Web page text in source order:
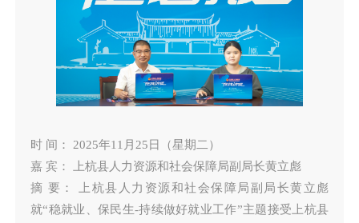
时 间： 2025年11月25日（星期二）
嘉 宾： 上杭县人力资源和社会保障局副局长黄立彪
摘 要： 上杭县人力资源和社会保障局副局长黄立彪
就“稳就业、保民生-持续做好就业工作”主题接受上杭县